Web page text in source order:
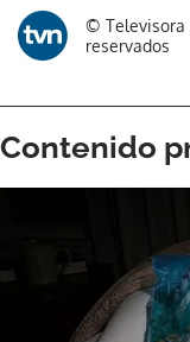
© Televisora
reservados